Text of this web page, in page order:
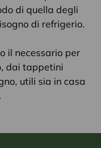
di quella degli
di refrigerio.
il necessario per
dai tappetini
utili sia in casa